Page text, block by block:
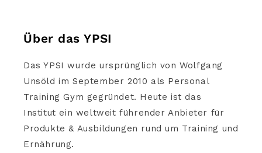
Über das YPSI
Das YPSI wurde ursprünglich von Wolfgang
Unsöld im September 2010 als Personal
Training Gym gegründet. Heute ist das
Institut ein weltweit führender Anbieter für
Produkte & Ausbildungen rund um Training und
Ernährung.